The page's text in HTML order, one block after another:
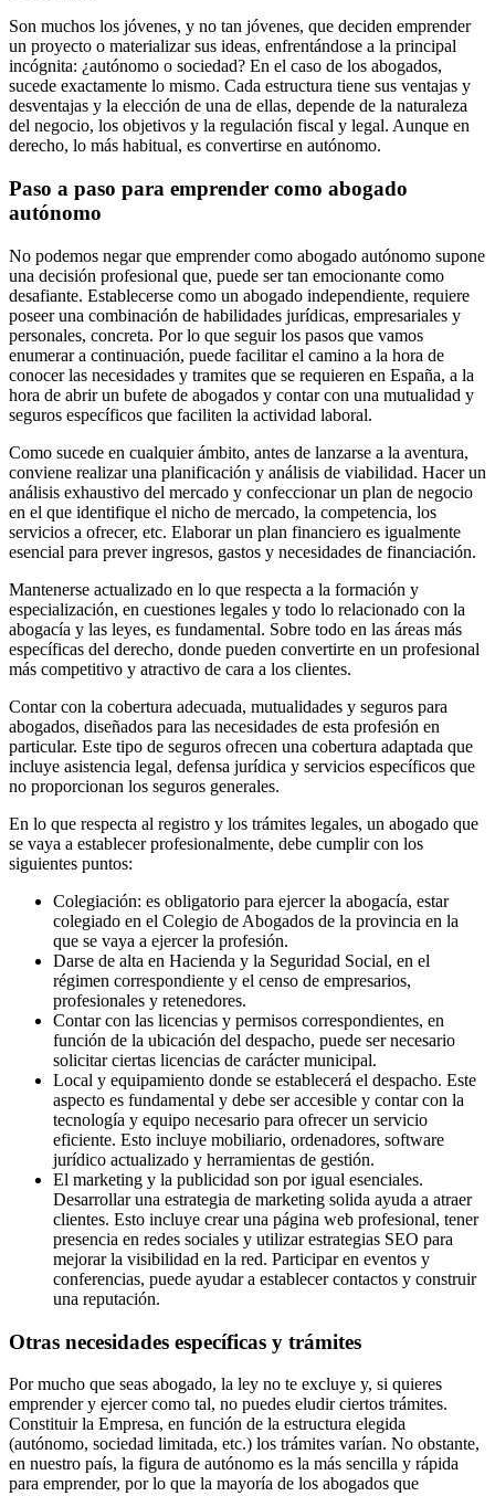
Son muchos los jóvenes, y no tan jóvenes, que deciden emprender
un proyecto o materializar sus ideas, enfrentándose a la principal
incógnita: ¿autónomo o sociedad? En el caso de los abogados,
sucede exactamente lo mismo. Cada estructura tiene sus ventajas y
desventajas y la elección de una de ellas, depende de la naturaleza
del negocio, los objetivos y la regulación fiscal y legal. Aunque en
derecho, lo más habitual, es convertirse en autónomo.
Paso a paso para emprender como abogado
autónomo
No podemos negar que emprender como abogado autónomo supone
una decisión profesional que, puede ser tan emocionante como
desafiante. Establecerse como un abogado independiente, requiere
poseer una combinación de habilidades jurídicas, empresariales y
personales, concreta. Por lo que seguir los pasos que vamos
enumerar a continuación, puede facilitar el camino a la hora de
conocer las necesidades y tramites que se requieren en España, a la
hora de abrir un bufete de abogados y contar con una mutualidad y
seguros específicos que faciliten la actividad laboral.
Como sucede en cualquier ámbito, antes de lanzarse a la aventura,
conviene realizar una planificación y análisis de viabilidad. Hacer un
análisis exhaustivo del mercado y confeccionar un plan de negocio
en el que identifique el nicho de mercado, la competencia, los
servicios a ofrecer, etc. Elaborar un plan financiero es igualmente
esencial para prever ingresos, gastos y necesidades de financiación.
Mantenerse actualizado en lo que respecta a la formación y
especialización, en cuestiones legales y todo lo relacionado con la
abogacía y las leyes, es fundamental. Sobre todo en las áreas más
específicas del derecho, donde pueden convertirte en un profesional
más competitivo y atractivo de cara a los clientes.
Contar con la cobertura adecuada, mutualidades y seguros para
abogados, diseñados para las necesidades de esta profesión en
particular. Este tipo de seguros ofrecen una cobertura adaptada que
incluye asistencia legal, defensa jurídica y servicios específicos que
no proporcionan los seguros generales.
En lo que respecta al registro y los trámites legales, un abogado que
se vaya a establecer profesionalmente, debe cumplir con los
siguientes puntos:
Colegiación: es obligatorio para ejercer la abogacía, estar
colegiado en el Colegio de Abogados de la provincia en la
que se vaya a ejercer la profesión.
Darse de alta en Hacienda y la Seguridad Social, en el
régimen correspondiente y el censo de empresarios,
profesionales y retenedores.
Contar con las licencias y permisos correspondientes, en
función de la ubicación del despacho, puede ser necesario
solicitar ciertas licencias de carácter municipal.
Local y equipamiento donde se establecerá el despacho. Este
aspecto es fundamental y debe ser accesible y contar con la
tecnología y equipo necesario para ofrecer un servicio
eficiente. Esto incluye mobiliario, ordenadores, software
jurídico actualizado y herramientas de gestión.
El marketing y la publicidad son por igual esenciales.
Desarrollar una estrategia de marketing solida ayuda a atraer
clientes. Esto incluye crear una página web profesional, tener
presencia en redes sociales y utilizar estrategias SEO para
mejorar la visibilidad en la red. Participar en eventos y
conferencias, puede ayudar a establecer contactos y construir
una reputación.
Otras necesidades específicas y trámites
Por mucho que seas abogado, la ley no te excluye y, si quieres
emprender y ejercer como tal, no puedes eludir ciertos trámites.
Constituir la Empresa, en función de la estructura elegida
(autónomo, sociedad limitada, etc.) los trámites varían. No obstante,
en nuestro país, la figura de autónomo es la más sencilla y rápida
para emprender, por lo que la mayoría de los abogados que